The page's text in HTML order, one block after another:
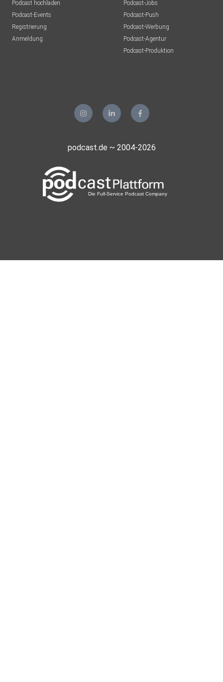
Podcast hochladen
Podcast-Events
Registrierung
Anmeldung
Podcast-Jobs
Podcast-Push
Podcast-Werbung
Podcast-Agentur
Podcast-Produktion
podcast.de ~ 2004-2026